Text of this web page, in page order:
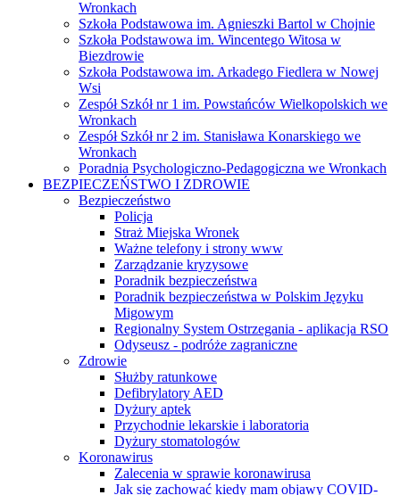
Wronkach
Szkoła Podstawowa im. Agnieszki Bartol w Chojnie
Szkoła Podstawowa im. Wincentego Witosa w
Biezdrowie
Szkoła Podstawowa im. Arkadego Fiedlera w Nowej
Wsi
Zespół Szkół nr 1 im. Powstańców Wielkopolskich we
Wronkach
Zespół Szkół nr 2 im. Stanisława Konarskiego we
Wronkach
Poradnia Psychologiczno-Pedagogiczna we Wronkach
BEZPIECZEŃSTWO I ZDROWIE
Bezpieczeństwo
Policja
Straż Miejska Wronek
Ważne telefony i strony www
Zarządzanie kryzysowe
Poradnik bezpieczeństwa
Poradnik bezpieczeństwa w Polskim Języku
Migowym
Regionalny System Ostrzegania - aplikacja RSO
Odyseusz - podróże zagraniczne
Zdrowie
Służby ratunkowe
Defibrylatory AED
Dyżury aptek
Przychodnie lekarskie i laboratoria
Dyżury stomatologów
Koronawirus
Zalecenia w sprawie koronawirusa
Jak się zachować kiedy mam objawy COVID-